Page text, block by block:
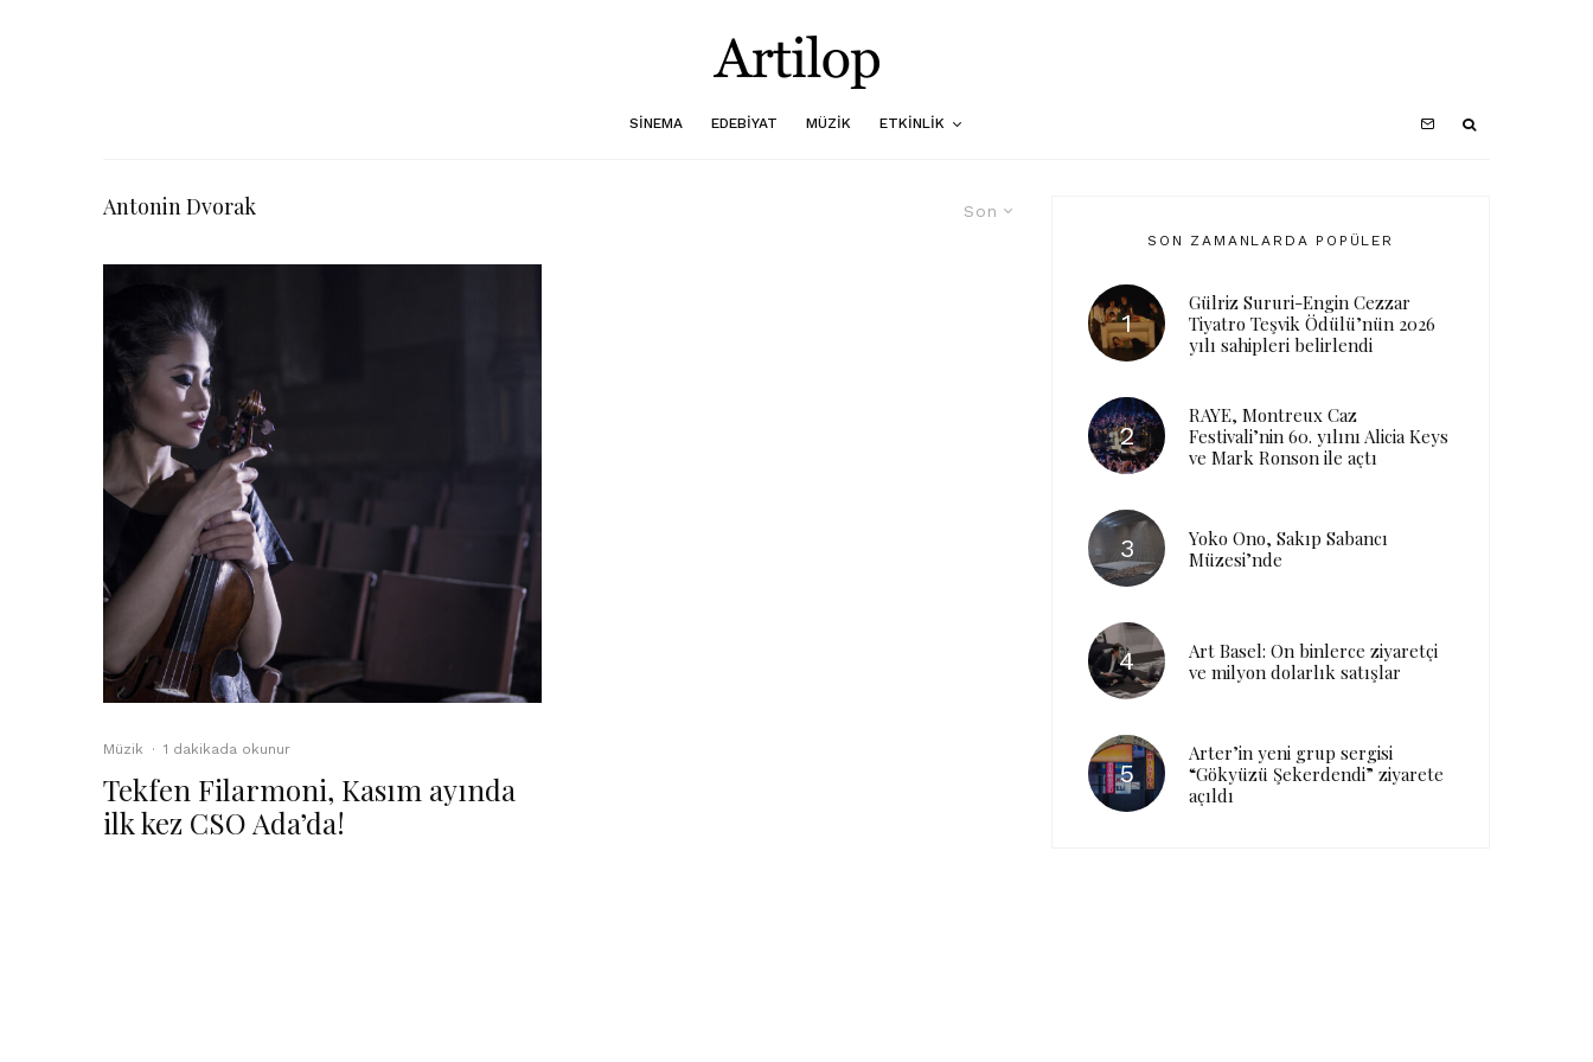
SINEMA EDEBIYAT MÜZIK ETKINLIK
Son
Antonin Dvorak
Müzik · 1 dakikada okunur
Tekfen Filarmoni, Kasım ayında
ilk kez CSO Ada’da!
SON ZAMANLARDA POPÜLER
Gülriz Sururi-Engin Cezzar
Tiyatro Teşvik Ödülü’nün 2026
yılı sahipleri belirlendi
RAYE, Montreux Caz
Festivali’nin 60. yılını Alicia Keys
ve Mark Ronson ile açtı
Yoko Ono, Sakıp Sabancı
Müzesi’nde
Art Basel: On binlerce ziyaretçi
ve milyon dolarlık satışlar
Arter’in yeni grup sergisi
“Gökyüzü Şekerdendi” ziyarete
açıldı